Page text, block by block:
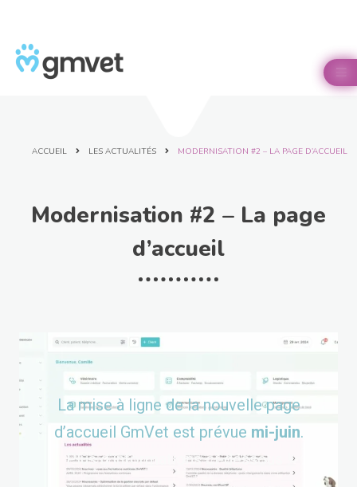
ACCUEIL LES ACTUALITÉS MODERNISATION #2 – LA PAGE D’ACCUEIL
Modernisation #2 – La page
d’accueil
La mise à ligne de la nouvelle page
d’accueil GmVet est prévue mi-juin.
Plus d’informations ci-dessous !